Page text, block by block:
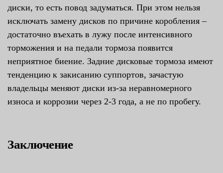
диски, то есть повод задуматься. При этом нельзя
исключать замену дисков по причине коробления –
достаточно въехать в лужу после интенсивного
торможения и на педали тормоза появится
неприятное биение. Задние дисковые тормоза имеют
тенденцию к закисанию суппортов, зачастую
владельцы меняют диски из-за неравномерного
износа и коррозии через 2-3 года, а не по пробегу.
Заключение